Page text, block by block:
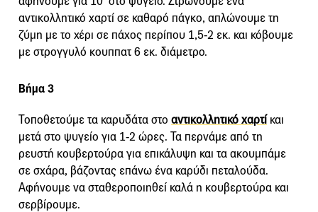
αντικολλητικό χαρτί σε καθαρό πάγκο, απλώνουμε τη
ζύμη με το χέρι σε πάχος περίπου 1,5-2 εκ. και κόβουμε
με στρογγυλό κουππατ 6 εκ. διάμετρο.
Βήμα 3
Τοποθετούμε τα καρυδάτα στο αντικολλητικό χαρτίκαι
μετά στο ψυγείο για 1-2 ώρες. Τα περνάμε από τη
ρευστή κουβερτούρα για επικάλυψη και τα ακουμπάμε
σε σχάρα, βάζοντας επάνω ένα καρύδι πεταλούδα.
Αφήνουμε να σταθεροποιηθεί καλά η κουβερτούρα και
σερβίρουμε.